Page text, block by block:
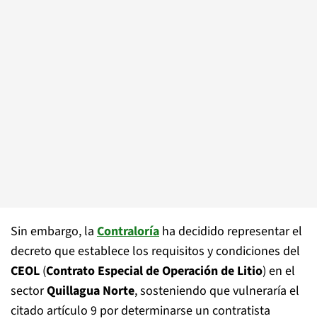
Sin embargo, la Contraloría ha decidido representar el
decreto que establece los requisitos y condiciones del
CEOL (Contrato Especial de Operación de Litio) en el
sectorQuillagua Norte, sosteniendo que vulneraría el
citado artículo 9 por determinarse un contratista